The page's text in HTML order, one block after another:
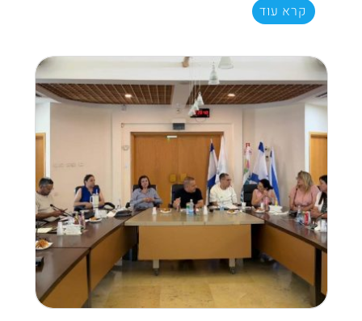
קרא עוד